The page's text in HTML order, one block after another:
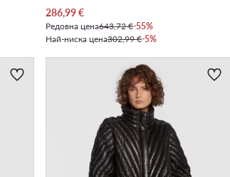
Актуална цена
286,99€
Редовна цена643,72 €-55%
Най-ниска цена302,99 €-5%